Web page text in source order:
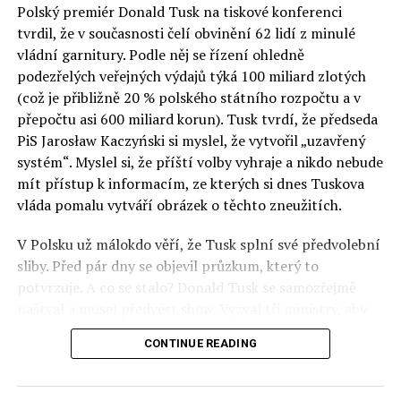
Otázky spojené s vývojem umělé inteligence budou na
fóru AI zvláště diskutovanou oblastí. Fórum AI bude
zahrnovat vyhrazenou tematickou trať skládající se z
panelů, prezentací, workshopů a speciálních akcí.
Budou diskutovány klíčové otázky vlivu umělé
inteligence ve společnosti, ale i v sektoru veřejných a
komerčních služeb. Budou se diskutovat problémy a
výzvy, kterým bude muset trh čelit tváří v tvář zásadním
technologickým změnám. Účastníci fóra také zváží, do
technologií umělé inteligence v mnoha oblastech života
umožní Evropské unii obnovit konkurenceschopnost ve
vztahu ke globálním ekonomikám a nutnosti zajistit
Polský premiér Donald Tusk na tiskové konferenci
tvrdil, že v současnosti čelí obvinění 62 lidí z minulé
vládní garnitury. Podle něj se řízení ohledně
podezřelých veřejných výdajů týká 100 miliard zlotých
(což je přibližně 20 % polského státního rozpočtu a v
přepočtu asi 600 miliard korun). Tusk tvrdí, že předseda
PiS Jarosław Kaczyński si myslel, že vytvořil „uzavřený
systém“. Myslel si, že příští volby vyhraje a nikdo nebude
mít přístup k informacím, ze kterých si dnes Tuskova
vláda pomalu vytváří obrázek o těchto zneužitích.
V Polsku už málokdo věří, že Tusk splní své předvolební
sliby. Před pár dny se objevil průzkum, který to
potvrzuje. A co se stalo? Donald Tusk se samozřejmě
před kamerami podepsali dohodu o stíhání členů PiS, a
ti poslušně ono divadlo předvedli. Andrzej Domański
CONTINUE READING